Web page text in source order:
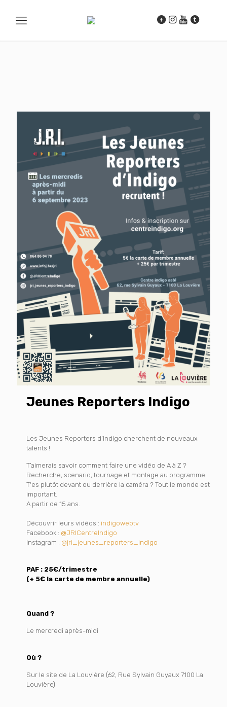
Jeunes Reporters Indigo
Les Jeunes Reporters d’Indigo cherchent de nouveaux
talents !
T’aimerais savoir comment faire une vidéo de A à Z ?
Recherche, scenario, tournage et montage au programme.
T'es plutôt devant ou derrière la caméra ? Tout le monde est
important.
A partir de 15 ans.
Découvrir leurs vidéos : indigowebtv
Facebook : @JRICentreIndigo
Instagram : @jri_jeunes_reporters_indigo
PAF : 25€/trimestre
(+ 5€ la carte de membre annuelle)
Quand ?
Le mercredi après-midi
Où ?
Sur le site de La Louvière (62, Rue Sylvain Guyaux 7100 La
Louvière)